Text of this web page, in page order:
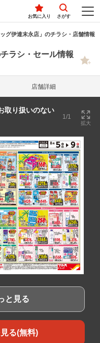
お気に入り さがす
ッグ伊達末永店」のチラシ・店舗情報
ラシ・セール情報
店舗詳細
取り扱いのない
1/1
拡大
と見る
る(無料)